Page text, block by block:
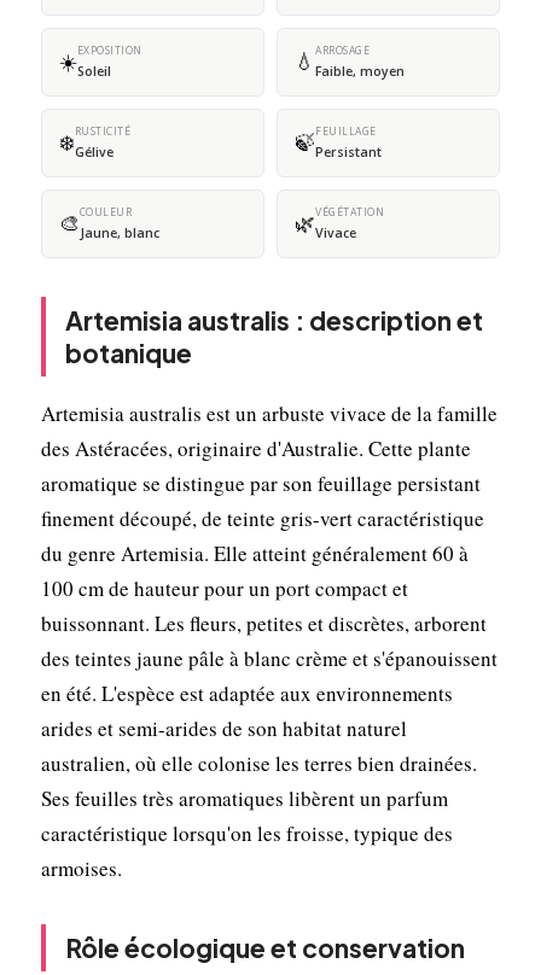
☀️EXPOSITION
Soleil 💧 ARROSAGE
Faible, moyen
❄️RUSTICITÉ
Gélive 🍃FEUILLAGE
Persistant
🎨COULEUR
Jaune, blanc 🌿VÉGÉTATION
Vivace
Artemisia australis : description et
botanique
Artemisia australis est un arbuste vivace de la famille
des Astéracées, originaire d'Australie. Cette plante
aromatique se distingue par son feuillage persistant
finement découpé, de teinte gris-vert caractéristique
du genre Artemisia. Elle atteint généralement 60 à
100 cm de hauteur pour un port compact et
buissonnant. Les fleurs, petites et discrètes, arborent
des teintes jaune pâle à blanc crème et s'épanouissent
en été. L'espèce est adaptée aux environnements
arides et semi-arides de son habitat naturel
australien, où elle colonise les terres bien drainées.
Ses feuilles très aromatiques libèrent un parfum
caractéristique lorsqu'on les froisse, typique des
armoises.
Rôle écologique et conservation